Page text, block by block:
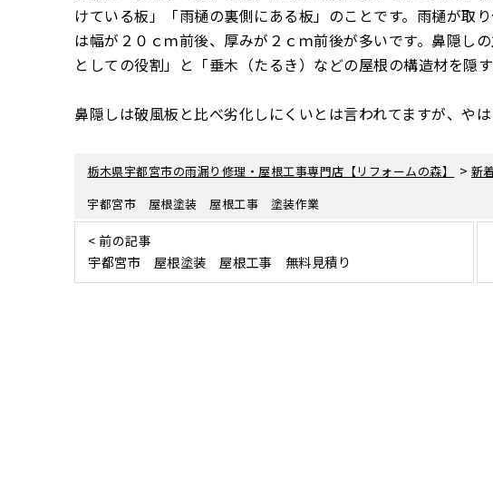
けている板」「雨樋の裏側にある板」のことです。雨樋が取
は幅が２０ｃｍ前後、厚みが２ｃｍ前後が多いです。鼻隠し
としての役割」と「垂木（たるき）などの屋根の構造材を隠す
鼻隠しは破風板と比べ劣化しにくいとは言われてますが、や
栃木県宇都宮市の雨漏り修理・屋根工事専門店【リフォームの森】 > 新
宇都宮市 屋根塗装 屋根工事 塗装作業
< 前の記事
宇都宮市 屋根塗装 屋根工事 無料見積り